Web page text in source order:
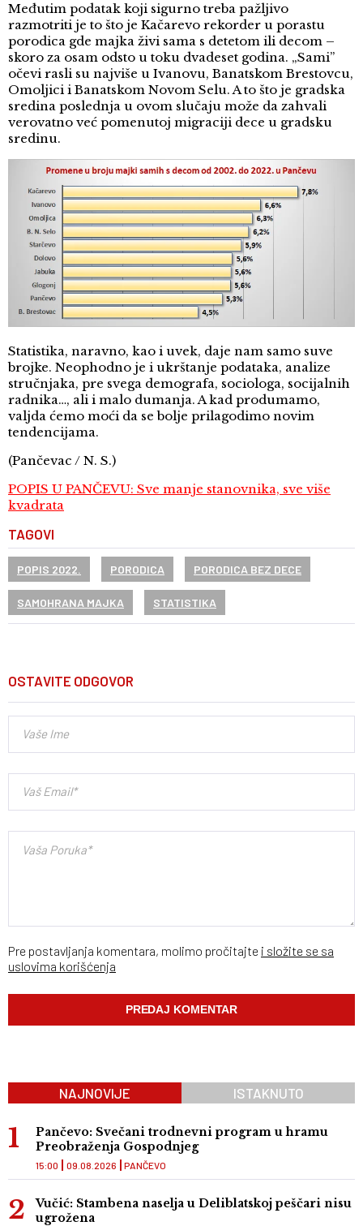
Međutim podatak koji sigurno treba pažljivo
razmotriti je to što je Kačarevo rekorder u porastu
porodica gde majka živi sama s detetom ili decom –
skoro za osam odsto u toku dvadeset godina. „Sami”
očevi rasli su najviše u Ivanovu, Banatskom Brestovcu,
Omoljici i Banatskom Novom Selu. A to što je gradska
sredina poslednja u ovom slučaju može da zahvali
verovatno već pomenutoj migraciji dece u gradsku
sredinu.
Statistika, naravno, kao i uvek, daje nam samo suve
brojke. Neophodno je i ukrštanje podataka, analize
stručnjaka, pre svega demografa, sociologa, socijalnih
radnika…, ali i malo dumanja. A kad produmamo,
valjda ćemo moći da se bolje prilagodimo novim
tendencijama.
(Pančevac / N. S.)
POPIS U PANČEVU: Sve manje stanovnika, sve više
kvadrata
TAGOVI
POPIS 2022. PORODICA PORODICA BEZ DECE
SAMOHRANA MAJKA STATISTIKA
OSTAVITE ODGOVOR
Pre postavljanja komentara, molimo pročitajte i složite se sa
uslovima korišćenja
NAJNOVIJE ISTAKNUTO
Pančevo: Svečani trodnevni program u hramu
Preobraženja Gospodnjeg
PANČEVO
15:00 09.08.2026
Vučić: Stambena naselja u Deliblatskoj peščari nisu
ugrožena